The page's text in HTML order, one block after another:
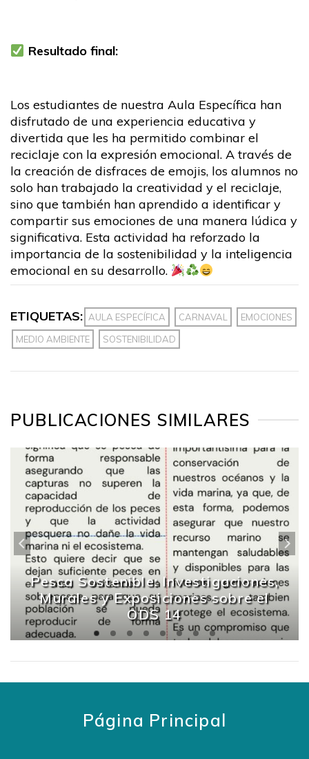
Resultado final:
Los estudiantes de nuestra Aula Específica han
disfrutado de una experiencia educativa y
divertida que les ha permitido combinar el
reciclaje con la expresión emocional. A través de
la creación de disfraces de emojis, los alumnos no
solo han trabajado la creatividad y el reciclaje,
sino que también han aprendido a identificar y
compartir sus emociones de una manera lúdica y
significativa. Esta actividad ha reforzado la
importancia de la sostenibilidad y la inteligencia
emocional en su desarrollo.
ETIQUETAS: AULA ESPECÍFICA CARNAVAL
EMOCIONES
MEDIO AMBIENTE
SOSTENIBILIDAD
PUBLICACIONES SIMILARES
Pesca Sostenible: Investigaciones,
Murales y Exposiciones sobre el
ODS 14
Página Principal